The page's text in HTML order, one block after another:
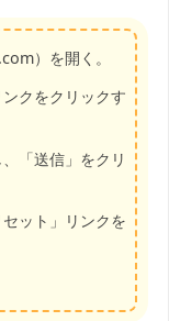
）を開く。
クをクリックす
「送信」をクリ
ット」リンクを